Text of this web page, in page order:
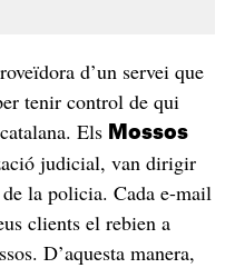
d’un servei que
tenir control de qui
Els Mossos
judicial, van dirigir
la policia. Cada e-mail
clients el rebien a
D’aquesta manera,